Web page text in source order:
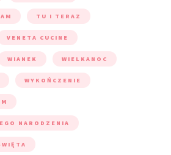
TU I TERAZ
VENETA CUCINE
WIANEK WIELKANOC
WYKOŃCZENIE
NARODZENIA